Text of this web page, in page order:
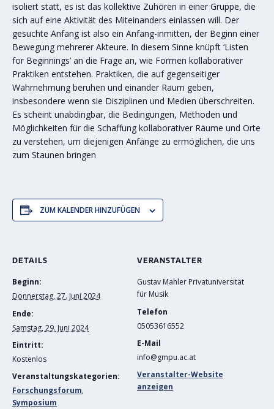
isoliert statt, es ist das kollektive Zuhören in einer Gruppe, die
sich auf eine Aktivität des Miteinanders einlassen will. Der
gesuchte Anfang ist also ein Anfang-inmitten, der Beginn einer
Bewegung mehrerer Akteure. In diesem Sinne knüpft ‘Listen
for Beginnings’ an die Frage an, wie Formen kollaborativer
Praktiken entstehen. Praktiken, die auf gegenseitiger
Wahrnehmung beruhen und einander Raum geben,
insbesondere wenn sie Disziplinen und Medien überschreiten.
Es scheint unabdingbar, die Bedingungen, Methoden und
Möglichkeiten für die Schaffung kollaborativer Räume und Orte
zu verstehen, um diejenigen Anfänge zu ermöglichen, die uns
zum Staunen bringen
ZUM KALENDER HINZUFÜGEN
DETAILS
Beginn:
Donnerstag, 27. Juni 2024
Ende:
Samstag, 29. Juni 2024
Eintritt:
Kostenlos
Veranstaltungskategorien:
Forschungsforum,
Symposium
VERANSTALTER
Gustav Mahler Privatuniversität
für Musik
Telefon
05053616552
E-Mail
info@gmpu.ac.at
Veranstalter-Website
anzeigen